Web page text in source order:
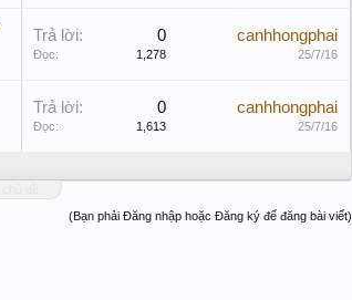
Trả lời: 0
Đọc: 1,278
canhhongphai
25/7/16
Trả lời: 0
Đọc: 1,613
canhhongphai
25/7/16
(Bạn phải Đăng nhập hoặc Đăng ký để đăng bài viết)